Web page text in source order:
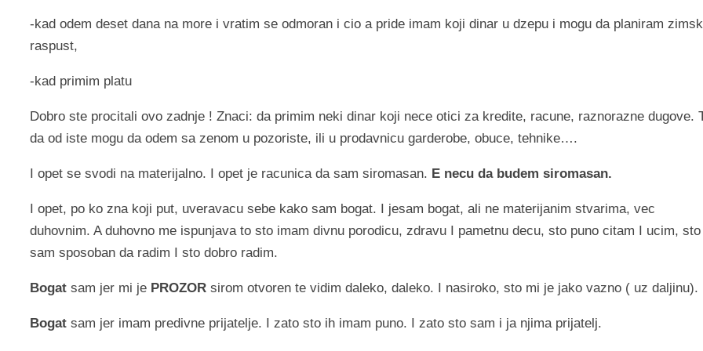
-kad odem deset dana na more i vratim se odmoran i cio a pride imam koji dinar u dzepu i mogu da planiram
raspust,
-kad primim platu
Dobro ste procitali ovo zadnje ! Znaci: da primim neki dinar koji nece otici za kredite, racune, raznorazne dugove.
da od iste mogu da odem sa zenom u pozoriste, ili u prodavnicu garderobe, obuce, tehnike….
I opet se svodi na materijalno. I opet je racunica da sam siromasan. E necu da budem siromasan.
I opet, po ko zna koji put, uveravacu sebe kako sam bogat. I jesam bogat, ali ne materijanim stvarima, vec
duhovnim. A duhovno me ispunjava to sto imam divnu porodicu, zdravu I pametnu decu, sto puno citam I ucim, sto
sam sposoban da radim I sto dobro radim.
Bogat sam jer mi je PROZOR sirom otvoren te vidim daleko, daleko. I nasiroko, sto mi je jako vazno ( uz daljinu).
Bogat sam jer imam predivne prijatelje. I zato sto ih imam puno. I zato sto sam i ja njima prijatelj.